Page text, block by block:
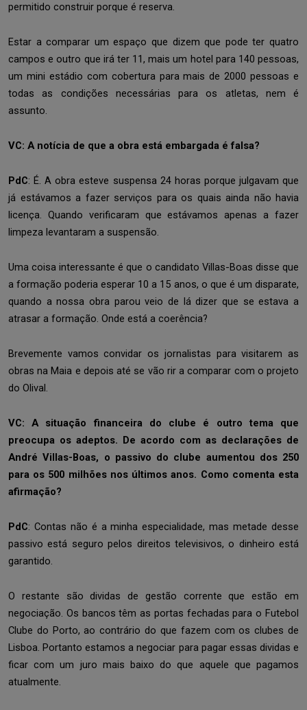
permitido construir porque é reserva.
Estar a comparar um espaço que dizem que pode ter quatro
campos e outro que irá ter 11, mais um hotel para 140 pessoas,
um mini estádio com cobertura para mais de 2000 pessoas e
todas as condições necessárias para os atletas, nem é
assunto.
VC: A notícia de que a obra está embargada é falsa?
PdC: É. A obra esteve suspensa 24 horas porque julgavam que
já estávamos a fazer serviços para os quais ainda não havia
licença. Quando verificaram que estávamos apenas a fazer
limpeza levantaram a suspensão.
Uma coisa interessante é que o candidato Villas-Boas disse que
a formação poderia esperar 10 a 15 anos, o que é um disparate,
quando a nossa obra parou veio de lá dizer que se estava a
atrasar a formação. Onde está a coerência?
Brevemente vamos convidar os jornalistas para visitarem as
obras na Maia e depois até se vão rir a comparar com o projeto
do Olival.
VC: A situação financeira do clube é outro tema que
preocupa os adeptos. De acordo com as declarações de
André Villas-Boas, o passivo do clube aumentou dos 250
para os 500 milhões nos últimos anos. Como comenta esta
afirmação?
PdC: Contas não é a minha especialidade, mas metade desse
passivo está seguro pelos direitos televisivos, o dinheiro está
garantido.
O restante são dividas de gestão corrente que estão em
negociação. Os bancos têm as portas fechadas para o Futebol
Clube do Porto, ao contrário do que fazem com os clubes de
Lisboa. Portanto estamos a negociar para pagar essas dividas e
ficar com um juro mais baixo do que aquele que pagamos
atualmente.